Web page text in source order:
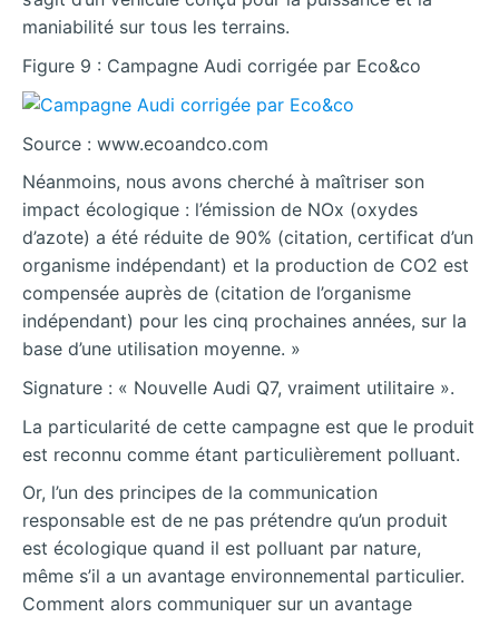
maniabilité sur tous les terrains.
Figure 9 : Campagne Audi corrigée par Eco&co
Source : www.ecoandco.com
Néanmoins, nous avons cherché à maîtriser son
impact écologique : l’émission de NOx (oxydes
d’azote) a été réduite de 90% (citation, certificat d’un
organisme indépendant) et la production de CO2 est
compensée auprès de (citation de l’organisme
indépendant) pour les cinq prochaines années, sur la
base d’une utilisation moyenne. »
Signature : « Nouvelle Audi Q7, vraiment utilitaire ».
La particularité de cette campagne est que le produit
est reconnu comme étant particulièrement polluant.
Or, l’un des principes de la communication
responsable est de ne pas prétendre qu’un produit
est écologique quand il est polluant par nature,
même s’il a un avantage environnemental particulier.
Comment alors communiquer sur un avantage